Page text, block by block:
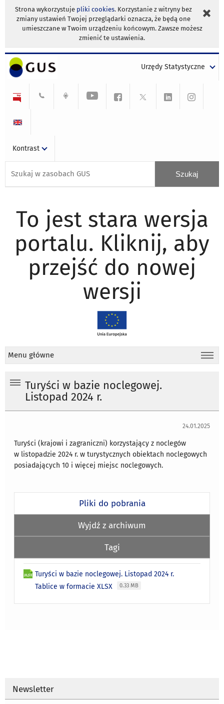
Strona wykorzystuje pliki cookies. Korzystanie z witryny bez
zmiany ustawień Twojej przeglądarki oznacza, że będą one
umieszczane w Twoim urządzeniu końcowym. Zawsze możesz
zmienić te ustawienia.
Urzędy Statystyczne
Kontrast
To jest stara wersja
portalu. Kliknij, aby
przejść do nowej
wersji
Menu główne
Turyści w bazie noclegowej.
Listopad 2024 r.
24.01.2025
Turyści (krajowi i zagraniczni) korzystający z noclegów
w listopadzie 2024 r. w turystycznych obiektach noclegowych
posiadających 10 i więcej miejsc noclegowych.
Pliki do pobrania
Wyjdź z archiwum
Tagi
Turyści w bazie noclegowej. Listopad 2024 r.
Tablice w formacie XLSX
0.33 MB
Newsletter